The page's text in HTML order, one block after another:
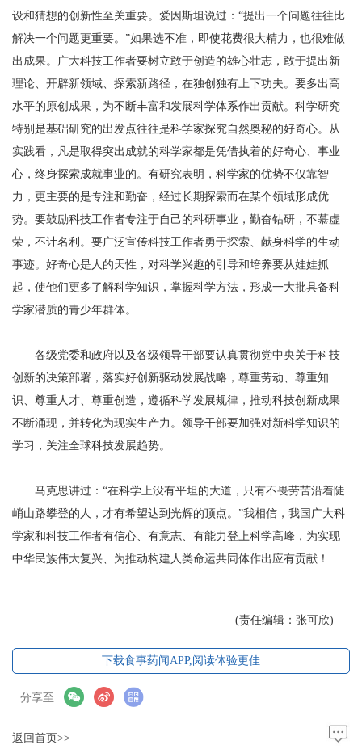
设和猜想的创新性至关重要。爱因斯坦说过：“提出一个问题往往比
解决一个问题更重要。”如果选不准，即使花费很大精力，也很难做
出成果。广大科技工作者要树立敢于创造的雄心壮志，敢于提出新
理论、开辟新领域、探索新路径，在独创独有上下功夫。要多出高
水平的原创成果，为不断丰富和发展科学体系作出贡献。科学研究
特别是基础研究的出发点往往是科学家探究自然奥秘的好奇心。从
实践看，凡是取得突出成就的科学家都是凭借执着的好奇心、事业
心，终身探索成就事业的。有研究表明，科学家的优势不仅靠智
力，更主要的是专注和勤奋，经过长期探索而在某个领域形成优
势。要鼓励科技工作者专注于自己的科研事业，勤奋钻研，不慕虚
荣，不计名利。要广泛宣传科技工作者勇于探索、献身科学的生动
事迹。好奇心是人的天性，对科学兴趣的引导和培养要从娃娃抓
起，使他们更多了解科学知识，掌握科学方法，形成一大批具备科
学家潜质的青少年群体。
各级党委和政府以及各级领导干部要认真贯彻党中央关于科技
创新的决策部署，落实好创新驱动发展战略，尊重劳动、尊重知
识、尊重人才、尊重创造，遵循科学发展规律，推动科技创新成果
不断涌现，并转化为现实生产力。领导干部要加强对新科学知识的
学习，关注全球科技发展趋势。
马克思讲过：“在科学上没有平坦的大道，只有不畏劳苦沿着陡
峭山路攀登的人，才有希望达到光辉的顶点。”我相信，我国广大科
学家和科技工作者有信心、有意志、有能力登上科学高峰，为实现
中华民族伟大复兴、为推动构建人类命运共同体作出应有贡献！
(责任编辑：张可欣)
下载食事药闻APP,阅读体验更佳
分享至
返回首页>>